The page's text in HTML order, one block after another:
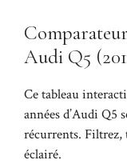
Audi Q5
Ce tableau
années d’Audi Q5
récurrents.
éclairé.